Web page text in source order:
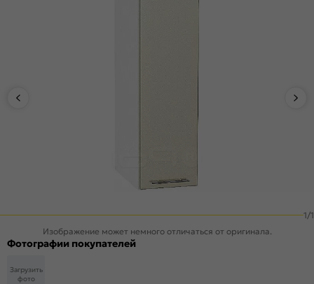
1/1
Изображение может немного отличаться от оригинала.
Фотографии покупателей
Загрузить
фото